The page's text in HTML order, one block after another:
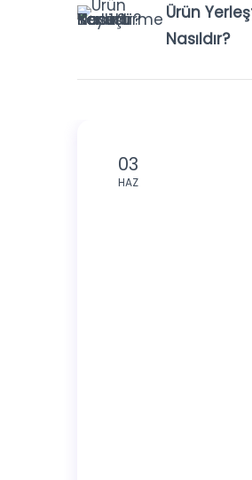
Ürün
Nasıldır?
03
HAZ